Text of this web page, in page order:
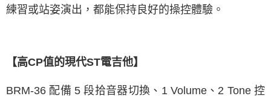
練習或站姿演出，都能保持良好的操控體驗。
【高CP值的現代ST電吉他】
BRM-36 配備 5 段拾音器切換、1 Volume、2 Tone 控